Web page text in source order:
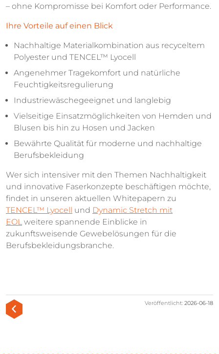
– ohne Kompromisse bei Komfort oder Performance.
Ihre Vorteile auf einen Blick
Nachhaltige Materialkombination aus recyceltem
Polyester und TENCEL™ Lyocell
Angenehmer Tragekomfort und natürliche
Feuchtigkeitsregulierung
Industriewäschegeeignet und langlebig
Vielseitige Einsatzmöglichkeiten von Hemden und
Blusen bis hin zu Hosen und Jacken
Bewährte Qualität für moderne und nachhaltige
Berufsbekleidung
Wer sich intensiver mit den Themen Nachhaltigkeit
und innovative Faserkonzepte beschäftigen möchte,
findet in unseren aktuellen Whitepapern zu
TENCEL™ Lyocell
und Dynamic Stretch mit
EOLweitere spannende Einblicke in
zukunftsweisende Gewebelösungen für die
Berufsbekleidungsbranche.
Veröffentlicht: 2026-06-18